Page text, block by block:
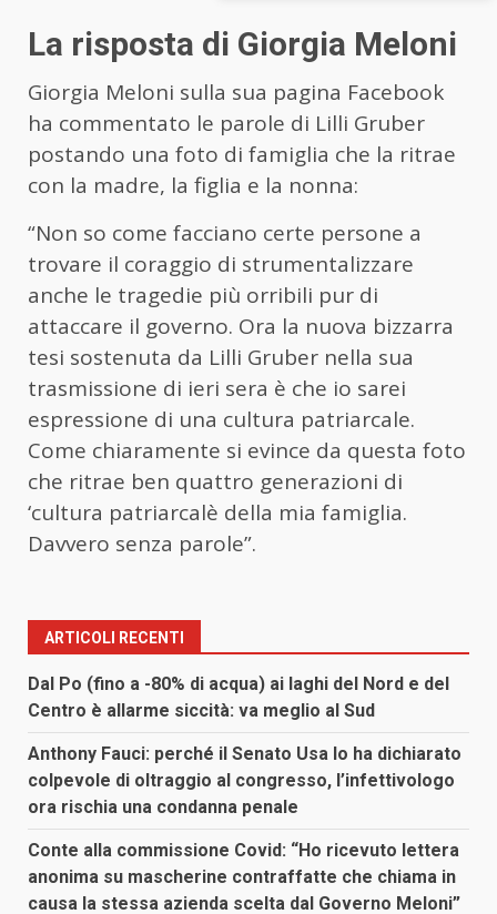
La risposta di Giorgia Meloni
Giorgia Meloni sulla sua pagina Facebook
ha commentato le parole di Lilli Gruber
postando una foto di famiglia che la ritrae
con la madre, la figlia e la nonna:
“Non so come facciano certe persone a
trovare il coraggio di strumentalizzare
anche le tragedie più orribili pur di
attaccare il governo. Ora la nuova bizzarra
tesi sostenuta da Lilli Gruber nella sua
trasmissione di ieri sera è che io sarei
espressione di una cultura patriarcale.
Come chiaramente si evince da questa foto
che ritrae ben quattro generazioni di
‘cultura patriarcalè della mia famiglia.
Davvero senza parole”.
ARTICOLI RECENTI
Dal Po (fino a -80% di acqua) ai laghi del Nord e del
Centro è allarme siccità: va meglio al Sud
Anthony Fauci: perché il Senato Usa lo ha dichiarato
colpevole di oltraggio al congresso, l’infettivologo
ora rischia una condanna penale
Conte alla commissione Covid: “Ho ricevuto lettera
anonima su mascherine contraffatte che chiama in
causa la stessa azienda scelta dal Governo Meloni”